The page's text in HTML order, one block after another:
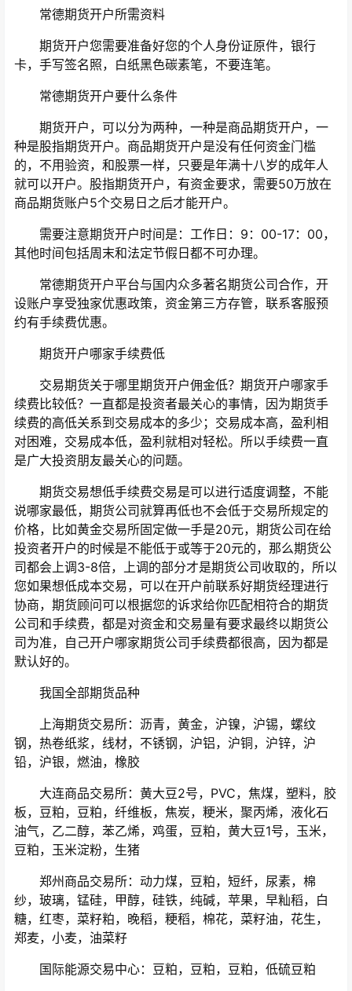
常德期货开户所需资料
期货开户您需要准备好您的个人身份证原件，银行
卡，手写签名照，白纸黑色碳素笔，不要连笔。
常德期货开户要什么条件
期货开户，可以分为两种，一种是商品期货开户，一
种是股指期货开户。商品期货开户是没有任何资金门槛
的，不用验资，和股票一样，只要是年满十八岁的成年人
就可以开户。股指期货开户，有资金要求，需要50万放在
商品期货账户5个交易日之后才能开户。
需要注意期货开户时间是：工作日：9：00-17：00，
其他时间包括周末和法定节假日都不可办理。
常德期货开户平台与国内众多著名期货公司合作，开
设账户享受独家优惠政策，资金第三方存管，联系客服预
约有手续费优惠。
期货开户哪家手续费低
交易期货关于哪里期货开户佣金低？期货开户哪家手
续费比较低？一直都是投资者最关心的事情，因为期货手
续费的高低关系到交易成本的多少；交易成本高，盈利相
对困难，交易成本低，盈利就相对轻松。所以手续费一直
是广大投资朋友最关心的问题。
期货交易想低手续费交易是可以进行适度调整，不能
说哪家最低，期货公司就算再低也不会低于交易所规定的
价格，比如黄金交易所固定做一手是20元，期货公司在给
投资者开户的时候是不能低于或等于20元的，那么期货公
司都会上调3-8倍，上调的部分才是期货公司收取的，所以
您如果想低成本交易，可以在开户前联系好期货经理进行
协商，期货顾问可以根据您的诉求给你匹配相符合的期货
公司和手续费，都是对资金和交易量有要求最终以期货公
司为准，自己开户哪家期货公司手续费都很高，因为都是
默认好的。
我国全部期货品种
上海期货交易所：沥青，黄金，沪镍，沪锡，螺纹
钢，热卷纸浆，线材，不锈钢，沪铝，沪铜，沪锌，沪
铅，沪银，燃油，橡胶
大连商品交易所：黄大豆2号，PVC，焦煤，塑料，胶
板，豆粕，豆粕，纤维板，焦炭，粳米，聚丙烯，液化石
油气，乙二醇，苯乙烯，鸡蛋，豆粕，黄大豆1号，玉米，
豆粕，玉米淀粉，生猪
郑州商品交易所：动力煤，豆粕，短纤，尿素，棉
纱，玻璃，锰硅，甲醇，硅铁，纯碱，苹果，早籼稻，白
糖，红枣，菜籽粕，晚稻，粳稻，棉花，菜籽油，花生，
郑麦，小麦，油菜籽
国际能源交易中心：豆粕，豆粕，豆粕，低硫豆粕